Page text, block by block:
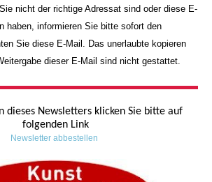
nicht der richtige Adressat sind oder diese E-
haben, informieren Sie bitte sofort den
Sie diese E-Mail. Das unerlaubte kopieren
dieser E-Mail sind nicht gestattet.
dieses Newsletters klicken Sie bitte auf
folgenden Link
Newsletter abbestellen